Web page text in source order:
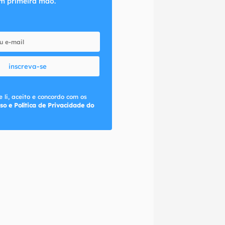
inscreva-se
li, aceito e concordo com os
e Política de Privacidade do